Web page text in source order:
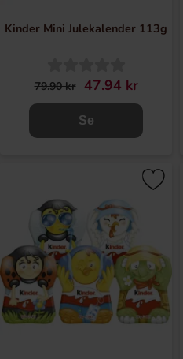
Kinder Mini Julekalender 113g
79.90 kr 47.94 kr
Se